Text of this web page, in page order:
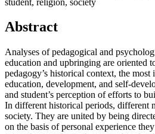
Abstract
Analyses of pedagogical and
education and upbringing are oriented
pedagogy’s historical context, the most
education, development, and self-
and student’s perception of efforts to
In different historical periods, different
society. They are united by being
on the basis of personal experience